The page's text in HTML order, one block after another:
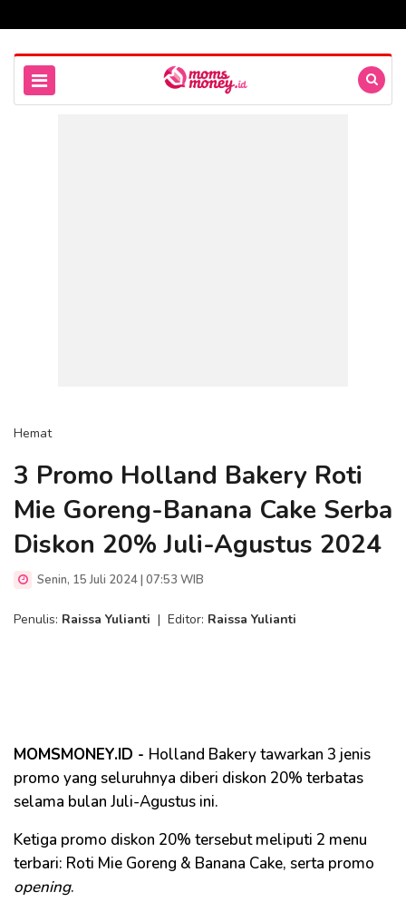
Hemat
3 Promo Holland Bakery Roti
Mie Goreng-Banana Cake Serba
Diskon 20% Juli-Agustus 2024
Senin, 15 Juli 2024 | 07:53 WIB
Penulis: Raissa Yulianti | Editor: Raissa Yulianti
MOMSMONEY.ID - Holland Bakery tawarkan 3 jenis
promo yang seluruhnya diberi diskon 20% terbatas
selama bulan Juli-Agustus ini.
Ketiga promo diskon 20% tersebut meliputi 2 menu
terbari: Roti Mie Goreng & Banana Cake, serta promo
opening.